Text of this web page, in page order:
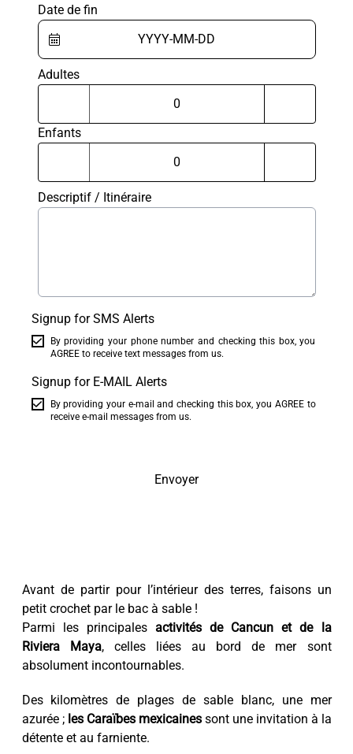
Date de fin
Adultes
Enfants
Descriptif / Itinéraire
Signup for SMS Alerts
By providing your phone number and checking this box, you
AGREE to receive text messages from us.
Signup for E-MAIL Alerts
By providing your e-mail and checking this box, you AGREE to
receive e-mail messages from us.
Envoyer
Avant de partir pour l’intérieur des terres, faisons un
petit crochet par le bac à sable !
Parmi les principales activités de Cancun et de la
Riviera Maya, celles liées au bord de mer sont
absolument incontournables.
Des kilomètres de plages de sable blanc, une mer
azurée ; les Caraïbes mexicainessont une invitation à la
détente et au farniente.